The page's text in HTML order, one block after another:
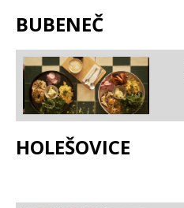
BUBENEČ
HOLEŠOVICE